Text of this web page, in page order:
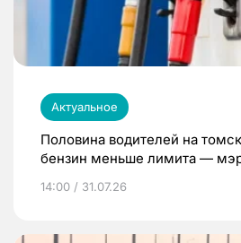
Актуальное
Половина водителей на
бензин меньше лимита —
14:00 / 31.07.26